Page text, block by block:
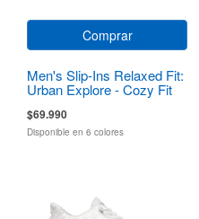
Comprar
Men's Slip-Ins Relaxed Fit:
Urban Explore - Cozy Fit
$69.990
Disponible en 6 colores